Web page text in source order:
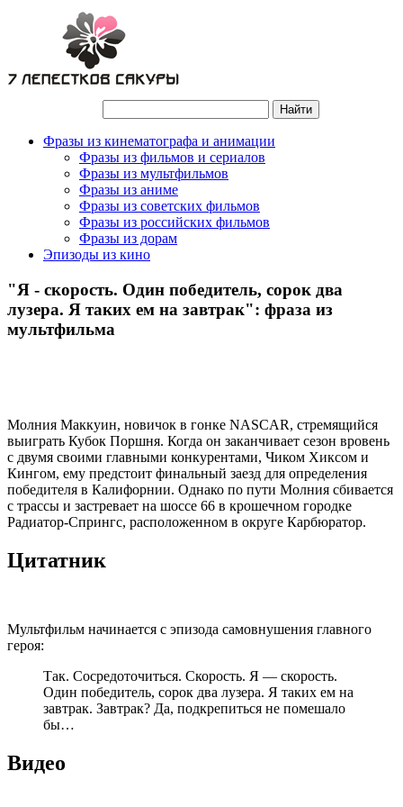
Фразы из кинематографа и анимации
Фразы из фильмов и сериалов
Фразы из мультфильмов
Фразы из аниме
Фразы из советских фильмов
Фразы из российских фильмов
Фразы из дорам
Эпизоды из кино
"Я - скорость. Один победитель, сорок два
лузера. Я таких ем на завтрак": фраза из
мультфильма
Молния Маккуин, новичок в гонке NASCAR, стремящийся
выиграть Кубок Поршня. Когда он заканчивает сезон вровень
с двумя своими главными конкурентами, Чиком Хиксом и
Кингом, ему предстоит финальный заезд для определения
победителя в Калифорнии. Однако по пути Молния сбивается
с трассы и застревает на шоссе 66 в крошечном городке
Радиатор-Спрингс, расположенном в округе Карбюратор.
Цитатник
Мультфильм начинается с эпизода самовнушения главного
героя:
Так. Сосредоточиться. Скорость. Я — скорость.
Один победитель, сорок два лузера. Я таких ем на
завтрак. Завтрак? Да, подкрепиться не помешало
бы…
Видео